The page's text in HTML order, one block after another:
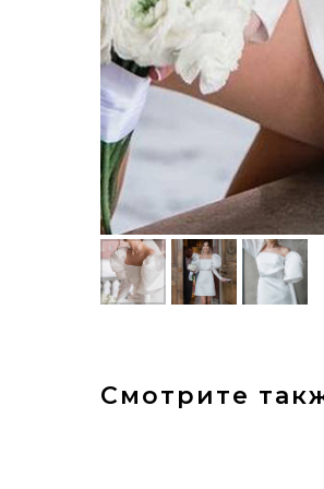
Смотрите